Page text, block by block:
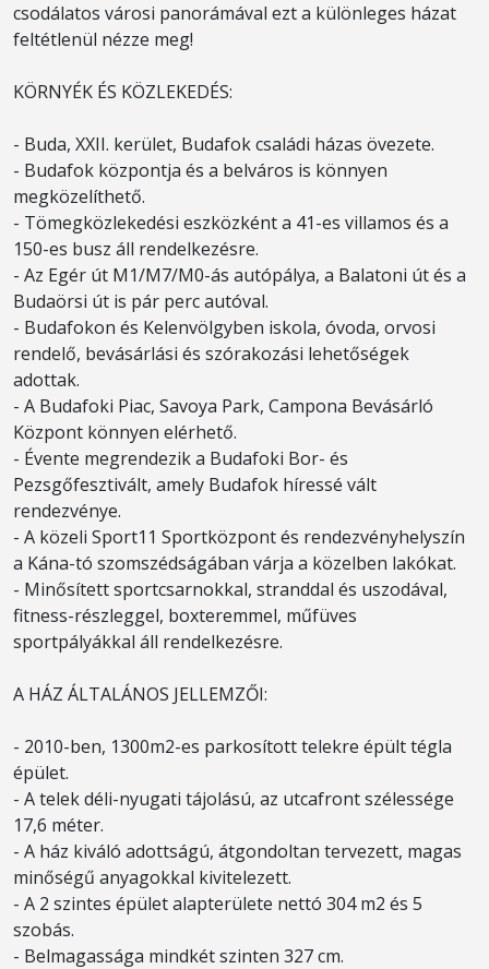
csodálatos városi panorámával ezt a különleges házat
feltétlenül nézze meg!
KÖRNYÉK ÉS KÖZLEKEDÉS:
- Buda, XXII. kerület, Budafok családi házas övezete.
- Budafok központja és a belváros is könnyen
megközelíthető.
- Tömegközlekedési eszközként a 41-es villamos és a
150-es busz áll rendelkezésre.
- Az Egér út M1/M7/M0-ás autópálya, a Balatoni út és a
Budaörsi út is pár perc autóval.
- Budafokon és Kelenvölgyben iskola, óvoda, orvosi
rendelő, bevásárlási és szórakozási lehetőségek
adottak.
- A Budafoki Piac, Savoya Park, Campona Bevásárló
Központ könnyen elérhető.
- Évente megrendezik a Budafoki Bor- és
Pezsgőfesztivált, amely Budafok híressé vált
rendezvénye.
- A közeli Sport11 Sportközpont és rendezvényhelyszín
a Kána-tó szomszédságában várja a közelben lakókat.
- Minősített sportcsarnokkal, stranddal és uszodával,
fitness-részleggel, boxteremmel, műfüves
sportpályákkal áll rendelkezésre.
A HÁZ ÁLTALÁNOS JELLEMZŐI:
- 2010-ben, 1300m2-es parkosított telekre épült tégla
épület.
- A telek déli-nyugati tájolású, az utcafront szélessége
17,6 méter.
- A ház kiváló adottságú, átgondoltan tervezett, magas
minőségű anyagokkal kivitelezett.
- A 2 szintes épület alapterülete nettó 304 m2 és 5
szobás.
- Belmagassága mindkét szinten 327 cm.